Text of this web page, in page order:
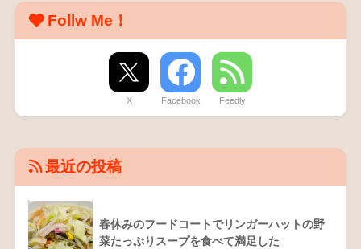
Follw Me！
X Facebook Feedly
最近の投稿
春休みのフードコートでリンガーハットの野
菜たっぷりスープを食べて満足した